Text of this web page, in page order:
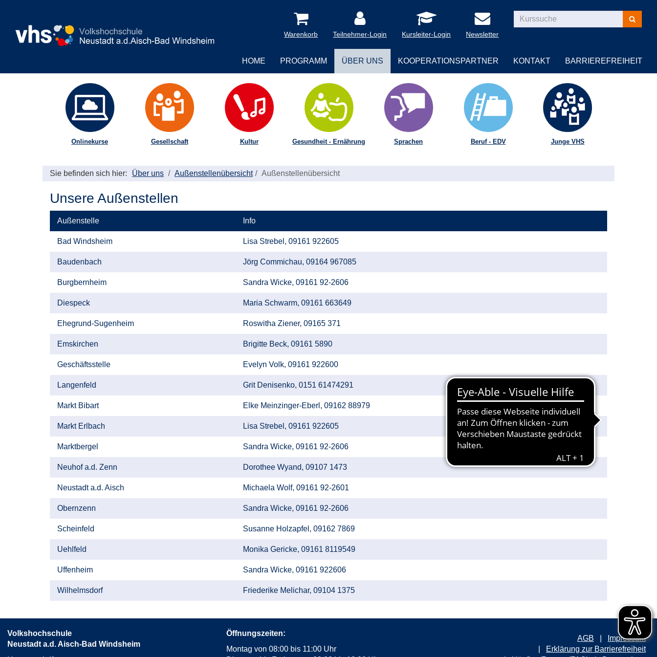
Warenkorb Teilnehmer-Login Kursleiter-Login Newsletter
Kurse
suchen
HOME PROGRAMM ÜBER UNS KOOPERATIONSPARTNER KONTAKT BARRIEREFREIHEIT
Onlinekurse Gesellschaft Kultur Gesundheit - Ernährung Sprachen Beruf - EDV Junge VHS
Sie befinden sich hier: Über uns Außenstellenübersicht Außenstellenübersicht
Unsere Außenstellen
Außenstelle Info
Bad Windsheim Lisa Strebel, 09161 922605
Baudenbach Jörg Commichau, 09164 967085
Burgbernheim Sandra Wicke, 09161 92-2606
Diespeck Maria Schwarm, 09161 663649
Ehegrund-Sugenheim Roswitha Ziener, 09165 371
Emskirchen Brigitte Beck, 09161 5890
Geschäftsstelle Evelyn Volk, 09161 922600
Langenfeld Grit Denisenko, 0151 61474291
Markt Bibart Elke Meinzinger-Eberl, 09162 88979
Markt Erlbach Lisa Strebel, 09161 922605
Marktbergel Sandra Wicke, 09161 92-2606
Neuhof a.d. Zenn Dorothee Wyand, 09107 1473
Neustadt a.d. Aisch Michaela Wolf, 09161 92-2601
Obernzenn Sandra Wicke, 09161 92-2606
Scheinfeld Susanne Holzapfel, 09162 7869
Uehlfeld Monika Gericke, 09161 8119549
Uffenheim Sandra Wicke, 09161 922606
Wilhelmsdorf Friederike Melichar, 09104 1375
Volkshochschule
Neustadt a.d. Aisch-Bad Windsheim
Öffnungszeiten:
Montag von 08:00 bis 11:00 Uhr
AGB
Impressum
Erklärung zur Barrierefreiheit